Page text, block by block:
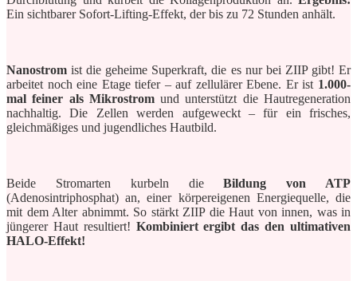
Ein sichtbarer Sofort-Lifting-Effekt, der bis zu 72 Stunden anhält.
Nanostrom ist die geheime Superkraft, die es nur bei ZIIP gibt! Er
arbeitet noch eine Etage tiefer – auf zellulärer Ebene. Er ist 1.000-
mal feiner als Mikrostromund unterstützt die Hautregeneration
nachhaltig. Die Zellen werden aufgeweckt – für ein frisches,
gleichmäßiges und jugendliches Hautbild.
Beide Stromarten kurbeln dieBildung von ATP
(Adenosintriphosphat) an, einer körpereigenen Energiequelle, die
mit dem Alter abnimmt. So stärkt ZIIP die Haut von innen, was in
jüngerer Haut resultiert! Kombiniert ergibt das den ultimativen
HALO-Effekt!